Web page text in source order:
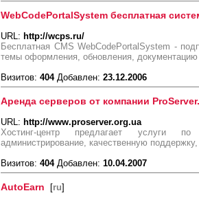
WebCodePortalSystem бесплатная
URL: http://wcps.ru/
Бесплатная CMS WebCodePortalSystem -
темы оформления, обновления,
Визитов: 404Добавлен: 23.12.2006
Аренда серверов от компании ProServer.
URL: http://www.proserver.org.ua
Хостинг-центр предлагает услуги
администрирование, качественную
Визитов: 404Добавлен: 10.04.2007
AutoEarn [ru]